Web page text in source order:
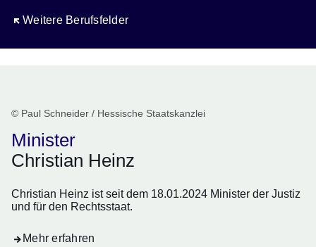
Weitere Berufsfelder
Öffnet sich in einem neuen Fenster
© Paul Schneider / Hessische Staatskanzlei
Minister
Christian Heinz
Christian Heinz ist seit dem 18.01.2024 Minister der Justiz
und für den Rechtsstaat.
Mehr erfahren